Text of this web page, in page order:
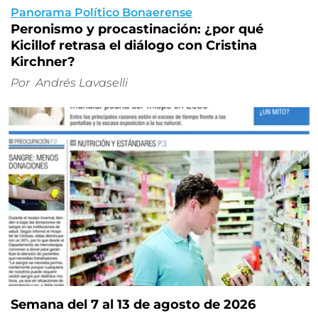
Panorama Político Bonaerense
Peronismo y procastinación: ¿por qué
Kicillof retrasa el diálogo con Cristina
Kirchner?
Por Andrés Lavaselli
Semana del 7 al 13 de agosto de 2026